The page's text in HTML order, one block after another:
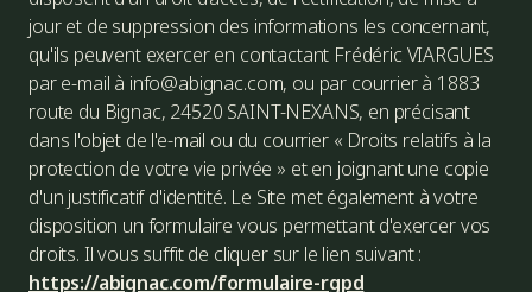
jour et de suppression des informations les concernant,
qu'ils peuvent exercer en contactant Frédéric VIARGUES
par e-mail à info@abignac.com, ou par courrier à 1883
route du Bignac, 24520 SAINT-NEXANS, en précisant
dans l'objet de l'e-mail ou du courrier « Droits relatifs à la
protection de votre vie privée » et en joignant une copie
d'un justificatif d'identité. Le Site met également à votre
disposition un formulaire vous permettant d'exercer vos
droits. Il vous suffit de cliquer sur le lien suivant :
https://abignac.com/formulaire-rgpd